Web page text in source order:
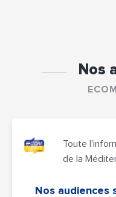
Nos
Toute
de la
Nos audiences